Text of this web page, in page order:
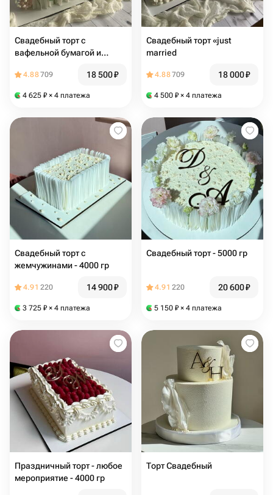
Свадебный торт с
вафельной бумагой и
4.88709 18 500₽
4 625 ₽ × 4 платежа
Свадебный торт «just
married
4.88709 18 000₽
4 500 ₽ × 4 платежа
Свадебный торт с
жемчужинами - 4000 гр
4.91 220 14 900₽
3 725 ₽ × 4 платежа
Свадебный торт - 5000 гр
4.91 220 20 600₽
5 150 ₽ × 4 платежа
Праздничный торт - любое
мероприятие - 4000 гр
Торт Свадебный